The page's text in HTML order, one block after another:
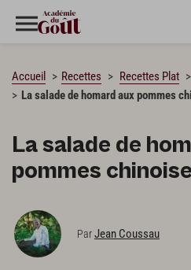
Accueil Recettes Recettes Plat
La salade de homard aux pommes
La salade de
pommes
ParJean Coussau
CHARGEMENT…